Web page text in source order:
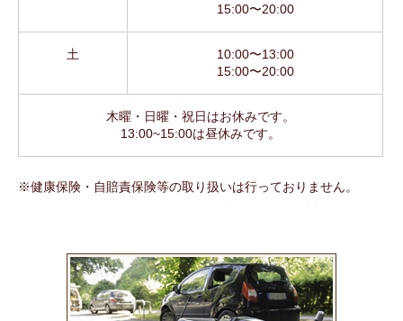
15:00〜20:00
土
10:00〜13:00
15:00〜20:00
木曜・日曜・祝日はお休みです。
13:00~15:00は昼休みです。
※健康保険・自賠責保険等の取り扱いは行っておりません。